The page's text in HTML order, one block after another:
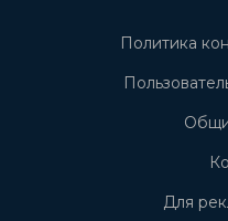
Политика
Для